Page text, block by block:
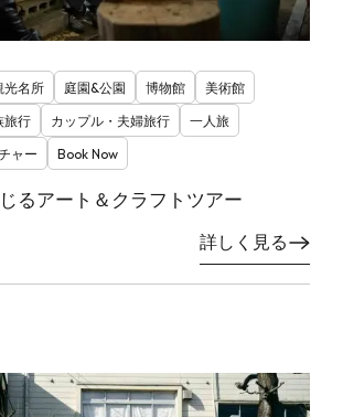
光名所 庭園&公園 博物館
美術館
旅行 カップル・夫婦旅行
一人旅
ャー Book Now
るアート＆クラフトツアー
詳しく見る